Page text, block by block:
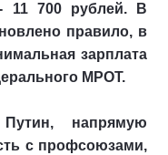
11 700 рублей. В
правило, в
зарплата
МРОТ.
напрямую
с профсоюзами,